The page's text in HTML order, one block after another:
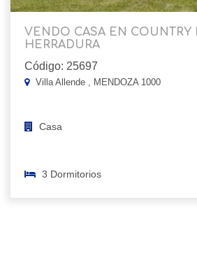
VENDO CASA EN COUNTRY
HERRADURA
Código: 25697
Villa Allende , MENDOZA 1000
Casa
3 Dormitorios